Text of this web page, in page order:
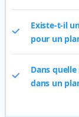
Existe-t-il
pour un
Dans
dans un